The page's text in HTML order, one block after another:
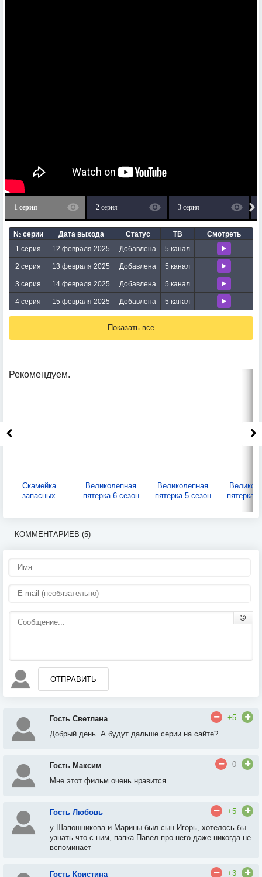
1 серия 2 серия 3 серия
№ серии Дата выхода Статус ТВ
Смотреть
1 серия
12 февраля 2025 Добавлена 5 канал
2 серия 13 февраля 2025 Добавлена 5 канал
3 серия 14 февраля 2025 Добавлена 5 канал
4 серия 15 февраля 2025 Добавлена 5 канал
Показать все
Рекомендуем.
Скамейка
запасных
Великолепная
пятерка 6 сезон
Великолепная
пятерка 5 сезон
пятерка
КОММЕНТАРИЕВ (5)
ОТПРАВИТЬ
Гость Светлана
+5
Добрый день. А будут дальше серии на сайте?
Гость Максим
0
Мне этот фильм очень нравится
Гость Любовь
+5
у Шапошникова и Марины был сын Игорь, хотелось бы
узнать что с ним, папка Павел про него даже никогда не
вспоминает
Гость Кристина +3